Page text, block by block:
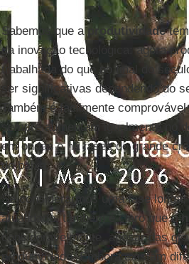
Sabemos que aprodutividadetem
da inovação tecnológica: agora
trabalhada do que no final do
ser significativas dependendo do
Também é facilmente
sempre aumentam igualmente no
em ondas e há fases de grande
de baixa.
Se considerarmos uma fase
atualidade, também é claro que o
consideravelmente, apesar das
produtividade. Embora existam